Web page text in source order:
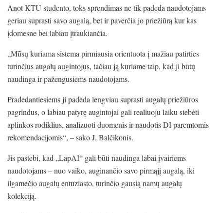
Anot KTU studento, toks sprendimas ne tik padeda naudotojams
geriau suprasti savo augalą, bet ir paverčia jo priežiūrą kur kas
įdomesne bei labiau įtraukiančia.
„Mūsų kuriama sistema pirmiausia orientuota į mažiau patirties
turinčius augalų augintojus, tačiau ją kuriame taip, kad ji būtų
naudinga ir pažengusiems naudotojams.
Pradedantiesiems ji padeda lengviau suprasti augalų priežiūros
pagrindus, o labiau patyrę augintojai gali realiuoju laiku stebėti
aplinkos rodiklius, analizuoti duomenis ir naudotis DI paremtomis
rekomendacijomis“, – sako J. Balčikonis.
Jis pastebi, kad „LapAI“ gali būti naudinga labai įvairiems
naudotojams – nuo vaiko, auginančio savo pirmąjį augalą, iki
ilgamečio augalų entuziasto, turinčio gausią namų augalų
kolekciją.